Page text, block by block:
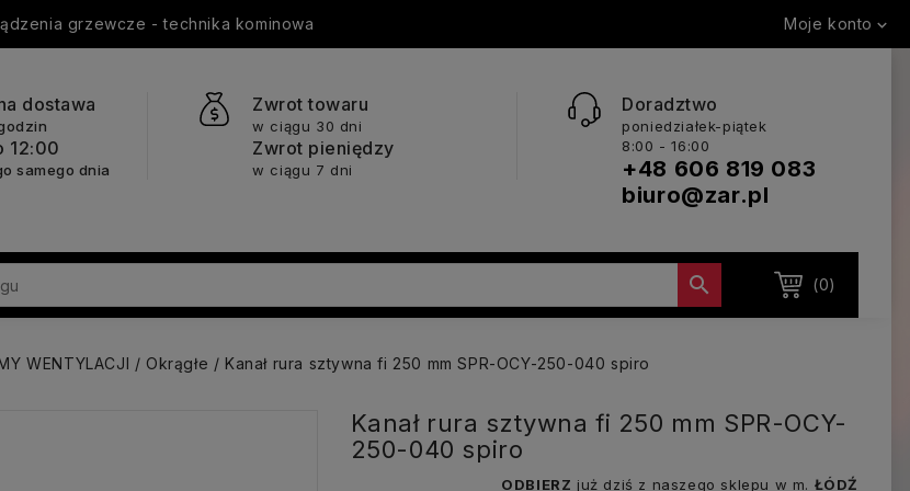
grzewcze - technika kominowa Moje konto 
dostawa
12:00
samego dnia
Zwrot towaru
w ciągu 30 dni
Zwrot pieniędzy
w ciągu 7 dni
Doradztwo
poniedziałek-piątek
8:00 - 16:00
+48 606 819 083
biuro@zar.pl
(0)

WENTYLACJI Okrągłe Kanał rura sztywna fi 250 mm SPR-OCY-250-040 spiro
Kanał rura sztywna fi 250 mm SPR-OCY-
250-040 spiro
ODBIERZ już dziś z naszego sklepu w m. ŁÓDŹ